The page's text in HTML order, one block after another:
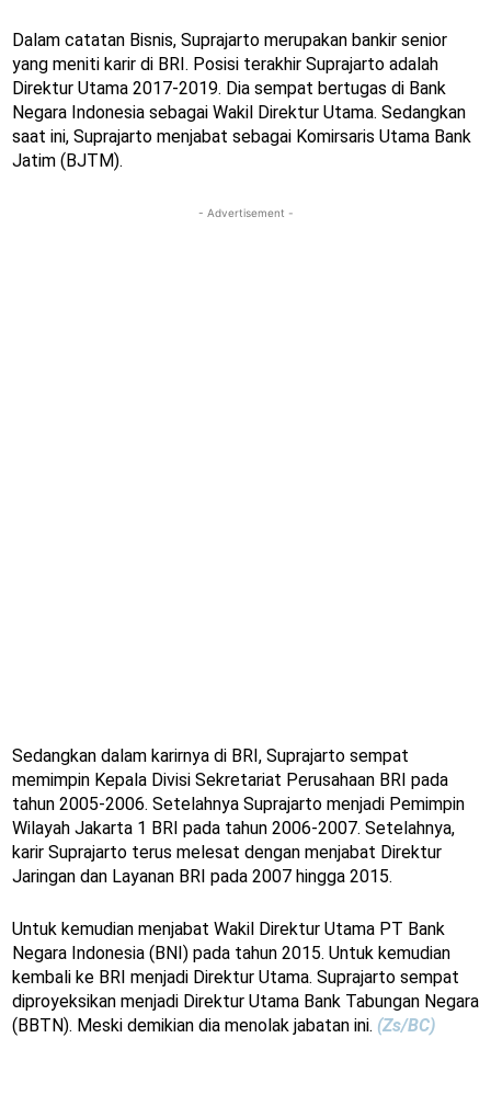
Dalam catatan Bisnis, Suprajarto merupakan bankir senior
yang meniti karir di BRI. Posisi terakhir Suprajarto adalah
Direktur Utama 2017-2019. Dia sempat bertugas di Bank
Negara Indonesia sebagai Wakil Direktur Utama. Sedangkan
saat ini, Suprajarto menjabat sebagai Komirsaris Utama Bank
Jatim (BJTM).
- Advertisement -
Sedangkan dalam karirnya di BRI, Suprajarto sempat
memimpin Kepala Divisi Sekretariat Perusahaan BRI pada
tahun 2005-2006. Setelahnya Suprajarto menjadi Pemimpin
Wilayah Jakarta 1 BRI pada tahun 2006-2007. Setelahnya,
karir Suprajarto terus melesat dengan menjabat Direktur
Jaringan dan Layanan BRI pada 2007 hingga 2015.
Untuk kemudian menjabat Wakil Direktur Utama PT Bank
Negara Indonesia (BNI) pada tahun 2015. Untuk kemudian
kembali ke BRI menjadi Direktur Utama. Suprajarto sempat
diproyeksikan menjadi Direktur Utama Bank Tabungan Negara
(BBTN). Meski demikian dia menolak jabatan ini. (Zs/BC)